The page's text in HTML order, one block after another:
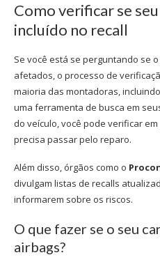
Como verificar se
incluído no recall
Se você está se perguntando se
afetados, o processo de
maioria das montadoras,
uma ferramenta de busca em
do veículo, você pode verificar
precisa passar pelo reparo.
Além disso, órgãos como o
divulgam listas de recalls
informarem sobre os riscos.
O que fazer se o seu
airbags?